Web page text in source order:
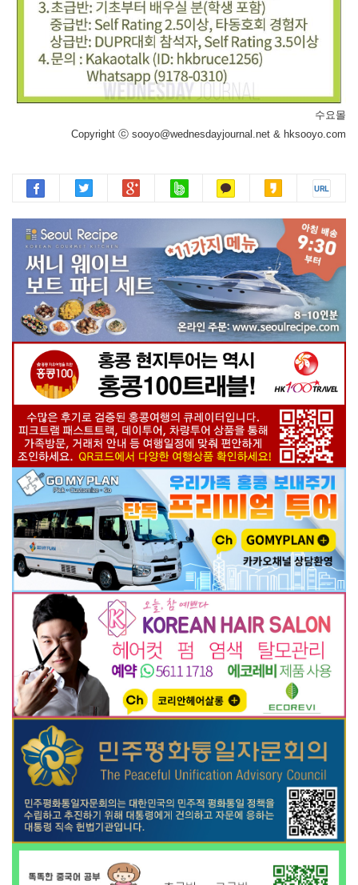
수요몰
Copyright ⓒ sooyo@wednesdayjournal.net & hksooyo.com